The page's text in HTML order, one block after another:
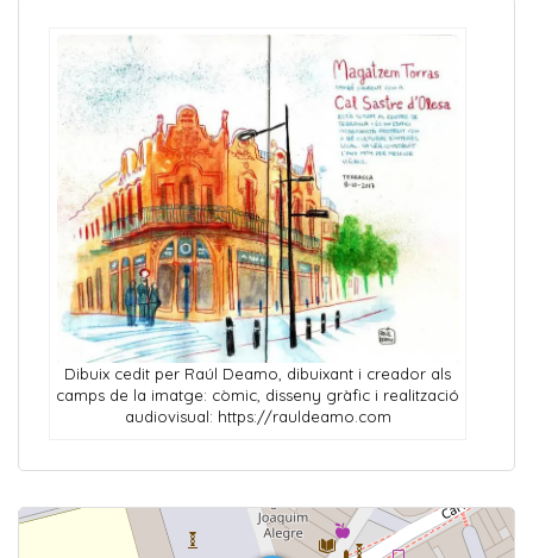
Dibuix cedit per Raúl Deamo, dibuixant i creador als
camps de la imatge: còmic, disseny gràfic i realització
audiovisual: https://rauldeamo.com